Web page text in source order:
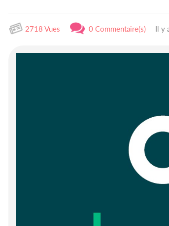
2718 Vues 0 Commentaire(s) Il y